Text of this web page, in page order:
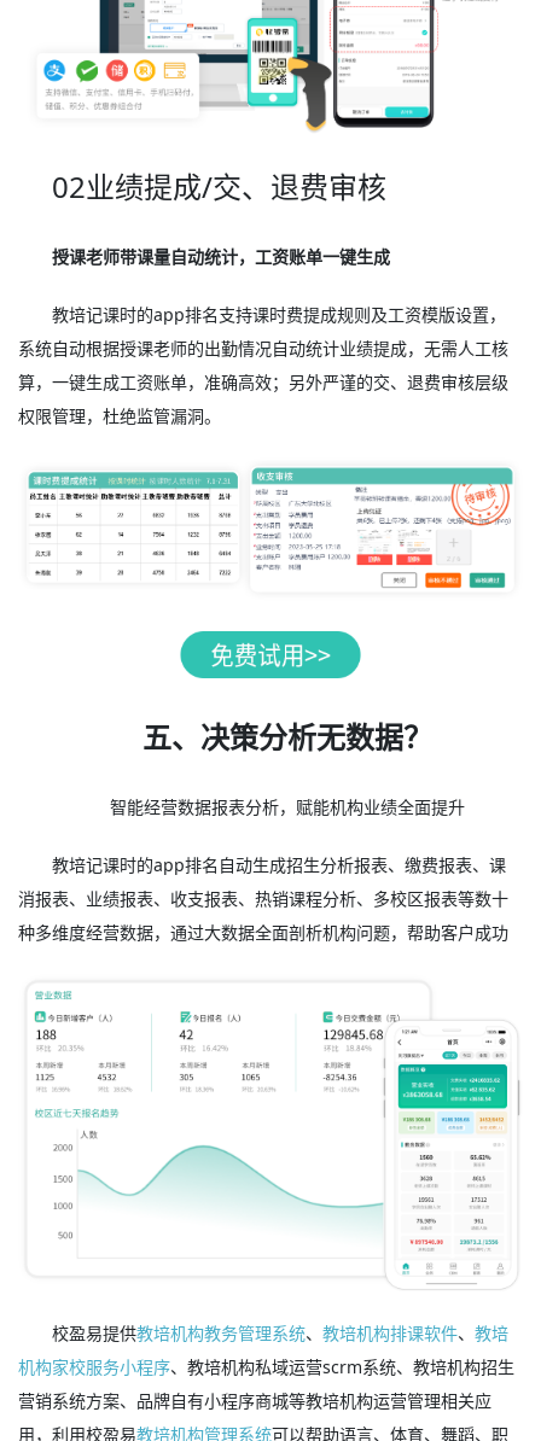
02业绩提成/交、退费审核
授课老师带课量自动统计，工资账单一键生成
教培记课时的app排名支持课时费提成规则及工资模版设置，
系统自动根据授课老师的出勤情况自动统计业绩提成，无需人工核
算，一键生成工资账单，准确高效；另外严谨的交、退费审核层级
权限管理，杜绝监管漏洞。
五、决策分析无数据？
智能经营数据报表分析，赋能机构业绩全面提升
教培记课时的app排名自动生成招生分析报表、缴费报表、课
消报表、业绩报表、收支报表、热销课程分析、多校区报表等数十
种多维度经营数据，通过大数据全面剖析机构问题，帮助客户成功
校盈易提供教培机构教务管理系统、教培机构排课软件、教培
机构家校服务小程序、教培机构私域运营scrm系统、教培机构招生
营销系统方案、品牌自有小程序商城等教培机构运营管理相关应
用，利用校盈易教培机构管理系统可以帮助语言、体育、舞蹈、职